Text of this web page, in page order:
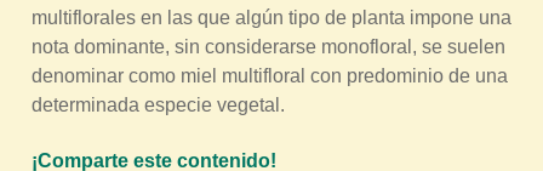
multiflorales en las que algún tipo de planta impone una
nota dominante, sin considerarse monofloral, se suelen
denominar como miel multifloral con predominio de una
determinada especie vegetal.
¡Comparte este contenido!